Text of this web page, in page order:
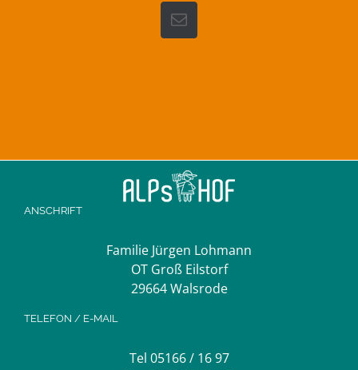
E-
Mail
ANSCHRIFT
Familie Jürgen Lohmann
OT Groß Eilstorf
29664 Walsrode
TELEFON / E-MAIL
Tel 05166 / 16 97